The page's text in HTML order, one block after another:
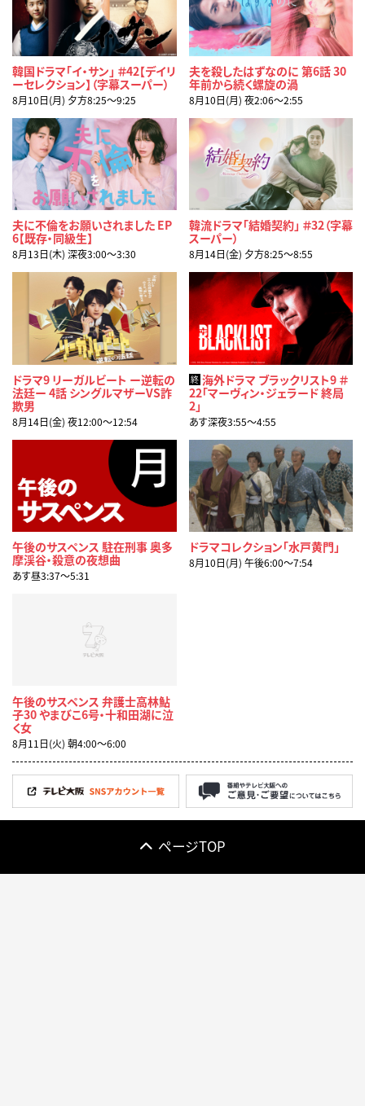
韓国ドラマ「イ・サン」 ＃42【デイリ
ーセレクション】（字幕スーパー）
8月10日(月) 夕方8:25〜9:25
夫を殺したはずなのに 第6話 30
年前から続く螺旋の渦
8月10日(月) 夜2:06〜2:55
夫に不倫をお願いされました EP
6【既存・同級生】
8月13日(木) 深夜3:00〜3:30
韓流ドラマ「結婚契約」 ＃32（字幕
スーパー）
8月14日(金) 夕方8:25〜8:55
ドラマ9 リーガルビート ー逆転の
法廷ー 4話 シングルマザーVS詐
欺男
8月14日(金) 夜12:00〜12:54
終 海外ドラマ ブラックリスト9 ＃
22「マーヴィン・ジェラード 終局
2」
あす深夜3:55〜4:55
午後のサスペンス 駐在刑事 奥多
摩渓谷・殺意の夜想曲
あす昼3:37〜5:31
ドラマコレクション「水戸黄門」
8月10日(月) 午後6:00〜7:54
午後のサスペンス 弁護士高林鮎
子30 やまびこ6号・十和田湖に泣
く女
8月11日(火) 朝4:00〜6:00
ページTOP